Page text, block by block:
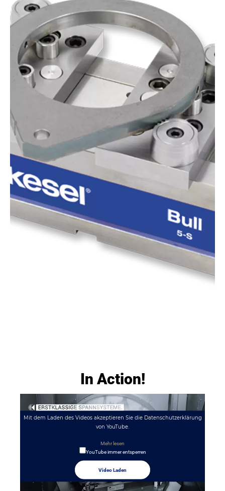
In Action!
Mit dem Laden des Videos akzeptieren Sie die Datenschutzerklärung
von YouTube.
Mehr lesen
YouTube immer entsperren
Video Laden